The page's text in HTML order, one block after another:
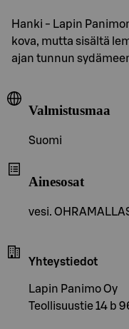
Hanki - Lapin
kova, mutta sisältä
ajan tunnun
Valmistusmaa
Suomi
Ainesosat
vesi.
Yhteystiedot
Lapin Panimo Oy
Teollisuustie 14 b